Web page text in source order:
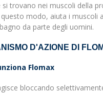
si trovano nei muscoli della
questo modo, aiuta i muscoli
da parte degli uomini.
D'AZIONE DI
Flomax
bloccando